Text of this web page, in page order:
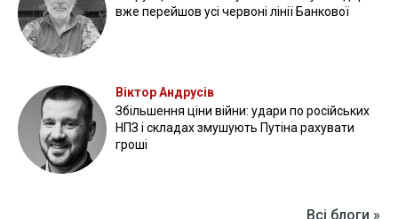
Прикордонники показали, як знищили девʼять російських
"Молній" на Харківщині
07 серпня 2025